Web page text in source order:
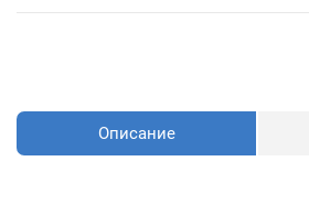
Описание